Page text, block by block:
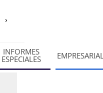
INFORMES
ESPECIALES